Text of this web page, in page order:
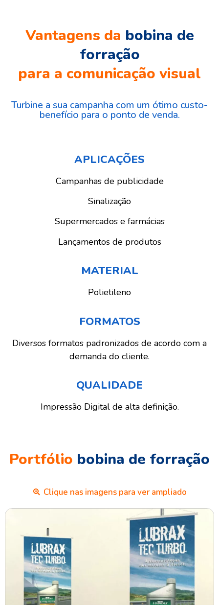
Vantagens da bobina de
forração
para a comunicação visual
Turbine a sua campanha com um ótimo custo-
benefício para o ponto de venda.
APLICAÇÕES
Campanhas de publicidade
Sinalização
Supermercados e farmácias
Lançamentos de produtos
MATERIAL
Polietileno
FORMATOS
Diversos formatos padronizados de acordo com a
demanda do cliente.
QUALIDADE
Impressão Digital de alta definição.
Portfólio bobina de forração
Clique nas imagens para ver ampliado